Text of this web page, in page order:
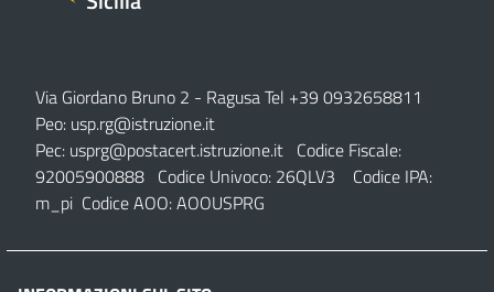
Via Giordano Bruno 2 - Ragusa Tel +39 0932658811
Peo: usp.rg@istruzione.it
Pec: usprg@postacert.istruzione.it Codice Fiscale:
92005900888 Codice Univoco: 26QLV3 Codice IPA:
m_pi Codice AOO: AOOUSPRG